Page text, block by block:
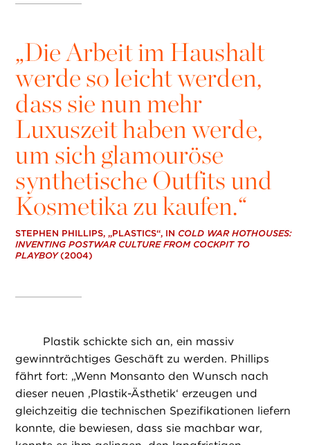
„Die Arbeit im Haushalt
werde so leicht werden,
dass sie nun mehr
Luxuszeit haben werde,
um sich glamouröse
synthetische Outfits und
Kosmetika zu kaufen.“
STEPHEN PHILLIPS, „PLASTICS“, IN COLD WAR HOTHOUSES:
INVENTING POSTWAR CULTURE FROM COCKPIT TO
PLAYBOY(2004)
Plastik schickte sich an, ein massiv
gewinnträchtiges Geschäft zu werden. Phillips
fährt fort: „Wenn Monsanto den Wunsch nach
dieser neuen ‚Plastik-Ästhetik‘ erzeugen und
gleichzeitig die technischen Spezifikationen liefern
konnte, die bewiesen, dass sie machbar war,